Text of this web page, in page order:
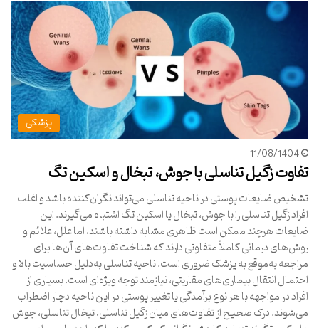
پزشکی
11/08/1404
تفاوت زگیل تناسلی با جوش، تبخال و اسکین تگ
تشخیص ضایعات پوستی در ناحیه تناسلی می‌تواند نگران‌کننده باشد و اغلب
افراد زگیل تناسلی را با جوش، تبخال یا اسکین تگ اشتباه می‌گیرند. این
ضایعات هرچند ممکن است ظاهری مشابه داشته باشند، اما علل، علائم و
روش‌های درمانی کاملاً متفاوتی دارند که شناخت تفاوت‌های آن‌ها برای
مراجعه به‌موقع به پزشک ضروری است. ناحیه تناسلی به‌دلیل حساسیت بالا و
احتمال انتقال بیماری‌های مقاربتی، نیازمند توجه ویژه‌ای است. بسیاری از
افراد در مواجهه با هر نوع برآمدگی یا تغییر پوستی در این ناحیه دچار اضطراب
می‌شوند. درک صحیح از تفاوت‌های میان زگیل تناسلی، تبخال تناسلی، جوش